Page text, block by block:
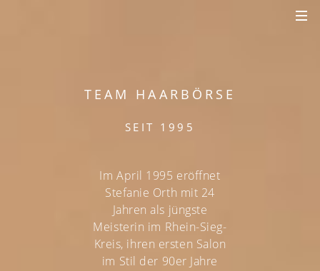
TEAM HAARBÖRSE
SEIT 1995
Im April 1995 eröffnet
Stefanie Orth mit 24
Jahren als jüngste
Meisterin im Rhein-Sieg-
Kreis, ihren ersten Salon
im Stil der 90er Jahre